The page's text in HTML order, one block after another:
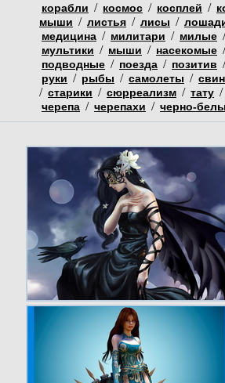
корабли / космос / косплей /
мыши / листья / лисы /
медицина / милитари / милые
мультики / мыши / насекомые
подводные / поезда / позитив
руки / рыбы / самолеты /
/ старики / сюрреализм / тату /
черепа / черепахи / черно-